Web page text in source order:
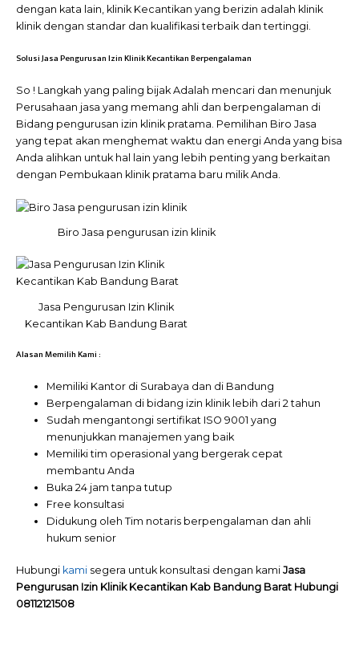
dengan kata lain, klinik Kecantikan yang berizin adalah klinik
klinik dengan standar dan kualifikasi terbaik dan tertinggi.
Solusi Jasa Pengurusan Izin Klinik Kecantikan Berpengalaman
So ! Langkah yang paling bijak Adalah mencari dan menunjuk
Perusahaan jasa yang memang ahli dan berpengalaman di
Bidang pengurusan izin klinik pratama. Pemilihan Biro Jasa
yang tepat akan menghemat waktu dan energi Anda yang bisa
Anda alihkan untuk hal lain yang lebih penting yang berkaitan
dengan Pembukaan klinik pratama baru milik Anda.
Biro Jasa pengurusan izin klinik
Jasa Pengurusan Izin Klinik
Kecantikan Kab Bandung Barat
Alasan Memilih Kami :
Memiliki Kantor di Surabaya dan di Bandung
Berpengalaman di bidang izin klinik lebih dari 2 tahun
Sudah mengantongi sertifikat ISO 9001 yang
menunjukkan manajemen yang baik
Memiliki tim operasional yang bergerak cepat
membantu Anda
Buka 24 jam tanpa tutup
Free konsultasi
Didukung oleh Tim notaris berpengalaman dan ahli
hukum senior
Hubungi kami segera untuk konsultasi dengan kami Jasa
Pengurusan Izin Klinik Kecantikan Kab Bandung Barat Hubungi
08112121508